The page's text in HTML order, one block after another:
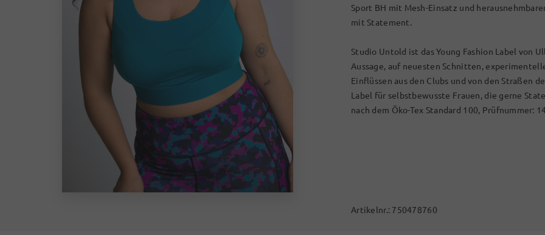
Sport BH mit Mesh-Einsatz und
mit Statement.
Studio Untold ist das Young Fashion Label von
Aussage, auf neuesten Schnitten,
Einflüssen aus den Clubs und von den Straßen
Label für selbstbewusste Frauen, die gerne
nach dem Öko-Tex Standard 100, Prüfnummer:
Artikelnr.: 750478760